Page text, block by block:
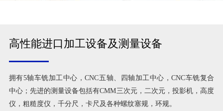
高性能进口加工设备及测量设备
拥有5轴车铣加工中心，CNC五轴、四轴加工中心，CNC车铣复合
中心；先进的测量设备包括有CMM三次元，二次元，投影机，高度
仪，粗糙度仪，千分尺，卡尺及各种螺纹塞规，环规。